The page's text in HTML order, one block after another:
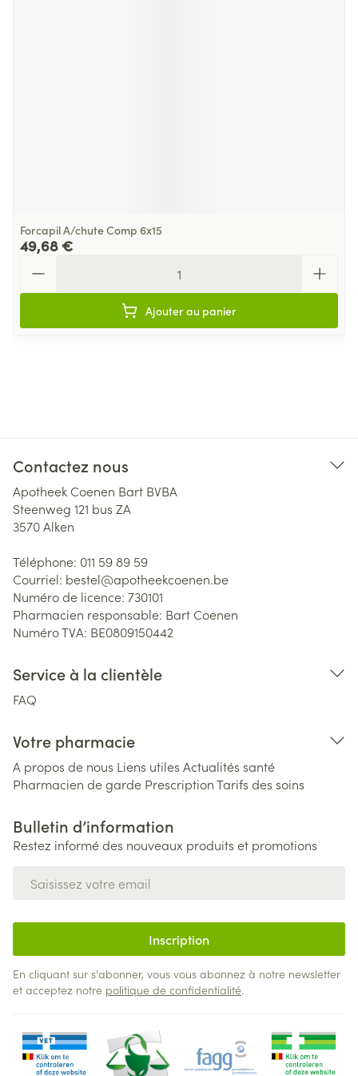
Forcapil A/chute Comp 6x15
49,68 €
Ajouter au panier
Contactez nous
Apotheek Coenen Bart BVBA
Steenweg 121 bus ZA
3570Alken
Téléphone: 011 59 89 59
Courriel: bestel@apotheekcoenen.be
Numéro de licence: 730101
Pharmacien responsable: Bart Coenen
Numéro TVA: BE0809150442
Service à la clientèle
FAQ
Votre pharmacie
A propos de nous Liens utiles Actualités santé
Pharmacien de garde PrescriptionTarifs des soins
Bulletin d’information
Restez informé des nouveaux produits et promotions
Inscription
En cliquant sur s'abonner, vous vous abonnez à notre newsletter
et acceptez notre politique de confidentialité.